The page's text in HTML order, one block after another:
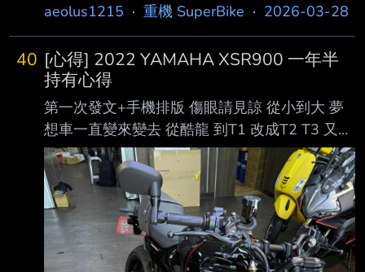
aeolus1215 · 重機 SuperBike · 2026-03-28
40 [心得] 2022 YAMAHA XSR900 一年半
持有心得
第一次發文+手機排版 傷眼請見諒 從小到大 夢
想車一直變來變去 從酷龍 到T1 改成T2 T3 又看
上小阿魯 CRF300 但心裡喜歡還是四缸的聲浪
從CB650F到S750 後來CBR650R 三叉戟也有心
動過 舊款的XSR900也有興趣 不過當時還是學
生 說白了沒有太多能力負擔 一直都是當夢想 沒
能實際行動 出了社會後看到新改款的XSR900
老實說 第一眼見到覺得很醜 再來就是那個售價